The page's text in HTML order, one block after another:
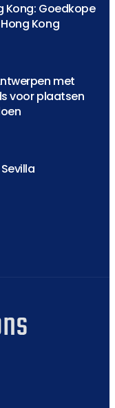
Kong: Goedkope
Kong
met
voor plaatsen